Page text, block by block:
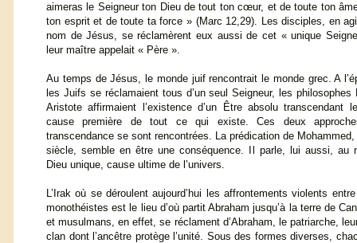
aimeras le Seigneur ton Dieu de tout ton cœur, et de toute ton
ton esprit et de toute ta force » (Marc 12,29). Les disciples, en
nom de Jésus, se réclamèrent eux aussi de cet « unique
leur maître appelait « Père ».
Au temps de Jésus, le monde juif rencontrait le monde grec. A
les Juifs se réclamaient tous d’un seul Seigneur, les philosophes
Aristote affirmaient l’existence d’un Être absolu transcendant
cause première de tout ce qui existe. Ces deux
transcendance se sont rencontrées. La prédication de
siècle, semble en être une conséquence. Il parle, lui aussi, au
Dieu unique, cause ultime de l’univers.
L’Irak où se déroulent aujourd’hui les affrontements violents
monothéistes est le lieu d’où partit Abraham jusqu’à la terre de
et musulmans, en effet, se réclament d’Abraham, le patriarche,
clan dont l’ancêtre protège l’unité. Sous des formes diverses,